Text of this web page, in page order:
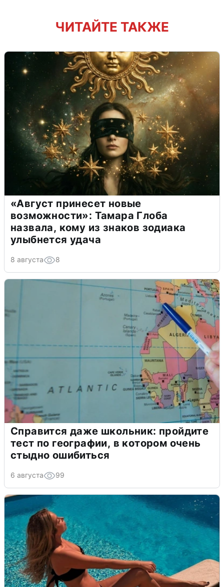
ЧИТАЙТЕ ТАКЖЕ
«Август принесет новые
возможности»: Тамара Глоба
назвала, кому из знаков зодиака
улыбнется удача
8 августа 8
Справится даже школьник: пройдите
тест по географии, в котором очень
стыдно ошибиться
6 августа 99